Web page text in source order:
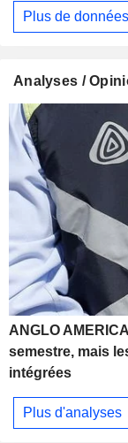
Plus de
Analyses /
ANGLO
semestre, mais
intégrées
Plus d'analyses